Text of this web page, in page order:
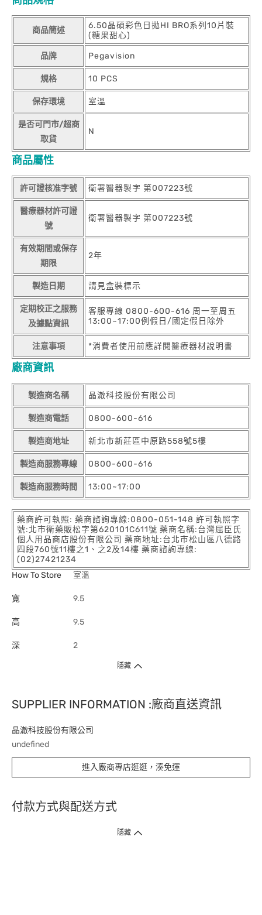
商品簡述
6.50晶碩彩色日拋HI BRO系列10片裝
(糖果甜心)
品牌 Pegavision
規格 10 PCS
保存環境 室溫
是否可門市/超商
取貨
N
商品屬性
許可證核准字號 衛署醫器製字 第007223號
醫療器材許可證
號
衛署醫器製字 第007223號
有效期間或保存
期限
2年
製造日期 請見盒裝標示
定期校正之服務
及據點資訊
客服專線 0800-600-616 周一至周五
13:00~17:00例假日/國定假日除外
注意事項 *消費者使用前應詳閱醫療器材說明書
廠商資訊
製造商名稱 晶澈科技股份有限公司
製造商電話 0800-600-616
製造商地址 新北市新莊區中原路558號5樓
製造商服務專線 0800-600-616
製造商服務時間 13:00~17:00
藥商許可執照: 藥商諮詢專線:0800-051-148 許可執照字
號:北市衛藥販松字第620101C611號 藥商名稱:台灣屈臣氏
個人用品商店股份有限公司 藥商地址:台北市松山區八德路
四段760號11樓之1、之2及14樓 藥商諮詢專線:
(02)27421234
How To Store
室溫
寬 9.5
高 9.5
深 2
隱藏
SUPPLIER INFORMATION :廠商直送資訊
晶澈科技股份有限公司
undefined
進入廠商專店逛逛，湊免運
付款方式與配送方式
隱藏